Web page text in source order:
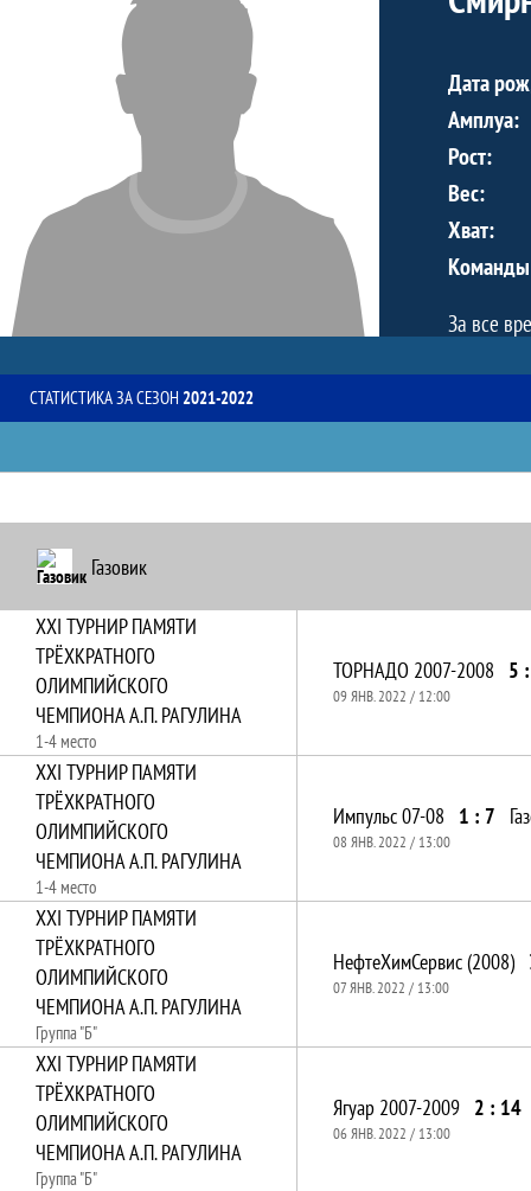
Дата
Амплуа:
Рост:
Вес:
Хват:
За все
СТАТИСТИКА ЗА СЕЗОН 2021-2022
Газовик
XXI ТУРНИР ПАМЯТИ
ТРЁХКРАТНОГО
ОЛИМПИЙСКОГО
ЧЕМПИОНА А.П. РАГУЛИНА
1-4 место
ТОРНАДО 2007-2008 5
09 ЯНВ. 2022 / 12:00
XXI ТУРНИР ПАМЯТИ
ТРЁХКРАТНОГО
ОЛИМПИЙСКОГО
ЧЕМПИОНА А.П. РАГУЛИНА
1-4 место
Импульс 07-08 1 : 7
08 ЯНВ. 2022 / 13:00
XXI ТУРНИР ПАМЯТИ
ТРЁХКРАТНОГО
ОЛИМПИЙСКОГО
ЧЕМПИОНА А.П. РАГУЛИНА
Группа "Б"
НефтеХимСервис (2008)
07 ЯНВ. 2022 / 13:00
XXI ТУРНИР ПАМЯТИ
ТРЁХКРАТНОГО
ОЛИМПИЙСКОГО
ЧЕМПИОНА А.П. РАГУЛИНА
Группа "Б"
Ягуар 2007-2009 2 : 14
06 ЯНВ. 2022 / 13:00